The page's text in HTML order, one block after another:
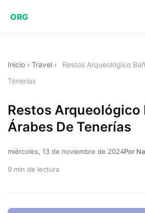
ORG
Inicio › Travel ›
Restos Arqueológico
Tenerías
Restos Arqueológico
Árabes De Tenerías
miércoles, 13 de noviembre de 2024Por
9 min de lectura